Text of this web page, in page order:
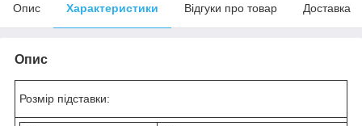
Опис Характеристики Відгуки про товар Доставка
Опис
Розмір підставки: